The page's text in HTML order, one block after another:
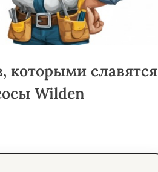
славятся
Wilden